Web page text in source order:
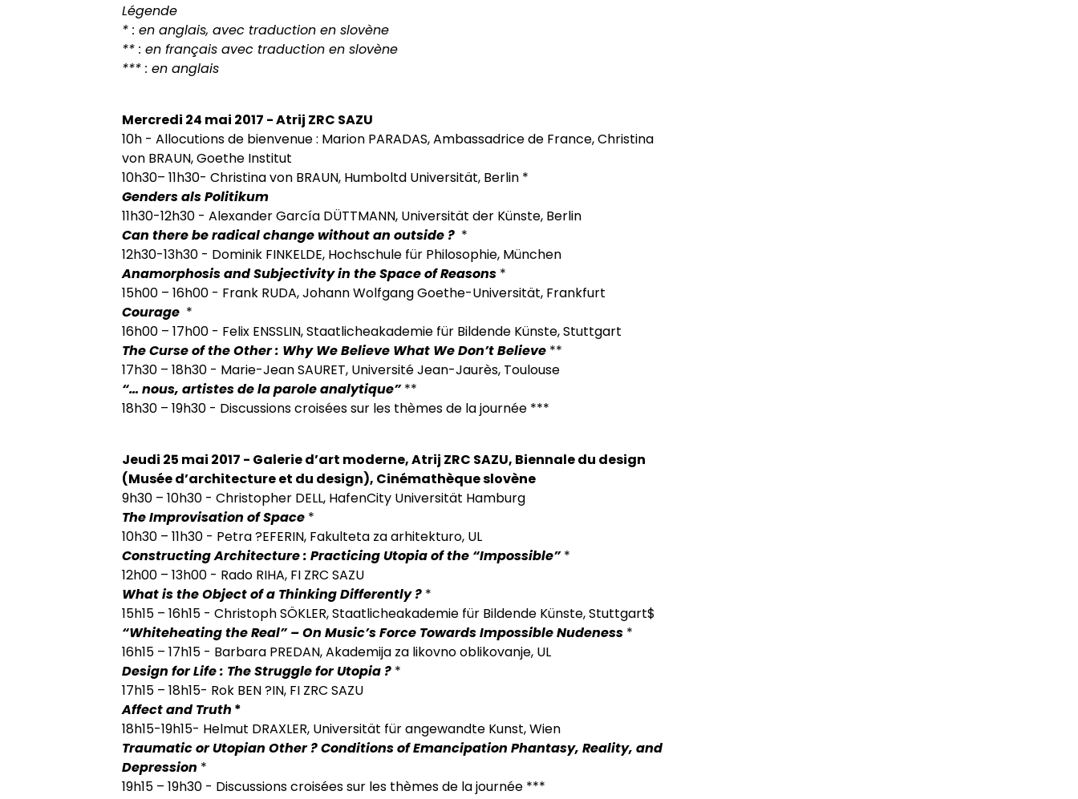
Légende
* : en anglais, avec traduction en slovène
** : en français avec traduction en slovène
*** : en anglais
Mercredi 24 mai 2017 - Atrij ZRC SAZU
10h - Allocutions de bienvenue : Marion PARADAS, Ambassadrice de France, Christina
von BRAUN, Goethe Institut
10h30– 11h30- Christina von BRAUN, Humboltd Universität, Berlin *
Genders als Politikum
11h30-12h30 - Alexander García DÜTTMANN, Universität der Künste, Berlin
Can there be radical change without an outside ? *
12h30-13h30 - Dominik FINKELDE, Hochschule für Philosophie, München
Anamorphosis and Subjectivity in the Space of Reasons *
15h00 – 16h00 - Frank RUDA, Johann Wolfgang Goethe-Universität, Frankfurt
Courage *
16h00 – 17h00 - Felix ENSSLIN, Staatlicheakademie für Bildende Künste, Stuttgart
The Curse of the Other : Why We Believe What We Don’t Believe **
17h30 – 18h30 - Marie-Jean SAURET, Université Jean-Jaurès, Toulouse
“… nous, artistes de la parole analytique”**
18h30 – 19h30 - Discussions croisées sur les thèmes de la journée ***
Jeudi 25 mai 2017 - Galerie d’art moderne, Atrij ZRC SAZU, Biennale du design
(Musée d’architecture et du design), Cinémathèque slovène
9h30 – 10h30 - Christopher DELL, HafenCity Universität Hamburg
The Improvisation of Space *
10h30 – 11h30 - Petra ?EFERIN, Fakulteta za arhitekturo, UL
Constructing Architecture : Practicing Utopia of the “Impossible”*
12h00 – 13h00 - Rado RIHA, FI ZRC SAZU
What is the Object of a Thinking Differently ? *
15h15 – 16h15 - Christoph SÖKLER, Staatlicheakademie für Bildende Künste, Stuttgart$
“Whiteheating the Real” – On Music’s Force Towards Impossible Nudeness *
16h15 – 17h15 - Barbara PREDAN, Akademija za likovno oblikovanje, UL
Design for Life : The Struggle for Utopia ? *
17h15 – 18h15- Rok BEN ?IN, FI ZRC SAZU
Affect and Truth *
18h15-19h15- Helmut DRAXLER, Universität für angewandte Kunst, Wien
Traumatic or Utopian Other ? Conditions of Emancipation Phantasy, Reality, and
Depression *
19h15 – 19h30 - Discussions croisées sur les thèmes de la journée ***